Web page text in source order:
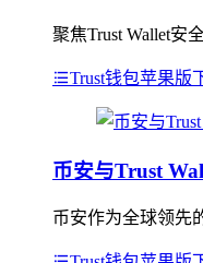
聚焦Trust Wallet安
Trust钱包苹果版
币安与Trust
币安作为全球领先